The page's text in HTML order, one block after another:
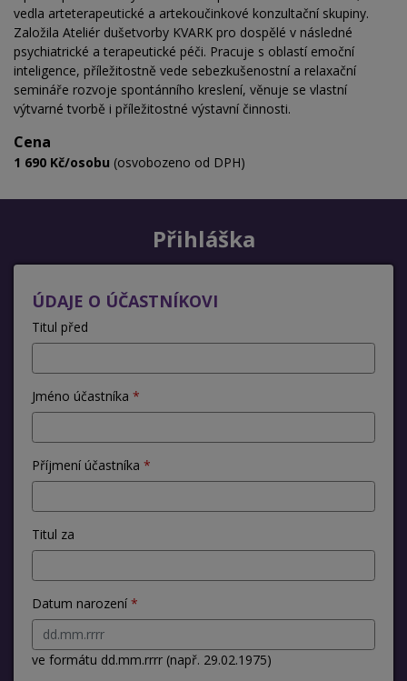
vedla arteterapeutické a artekoučinkové konzultační skupiny.
Založila Ateliér dušetvorby KVARK pro dospělé v následné
psychiatrické a terapeutické péči. Pracuje s oblastí emoční
inteligence, příležitostně vede sebezkušenostní a relaxační
semináře rozvoje spontánního kreslení, věnuje se vlastní
výtvarné tvorbě i příležitostné výstavní činnosti.
Cena
1 690 Kč/osobu (osvobozeno od DPH)
Přihláška
ÚDAJE O ÚČASTNÍKOVI
Titul před
Jméno účastníka
Příjmení účastníka
Titul za
Datum narození
ve formátu dd.mm.rrrr (např. 29.02.1975)